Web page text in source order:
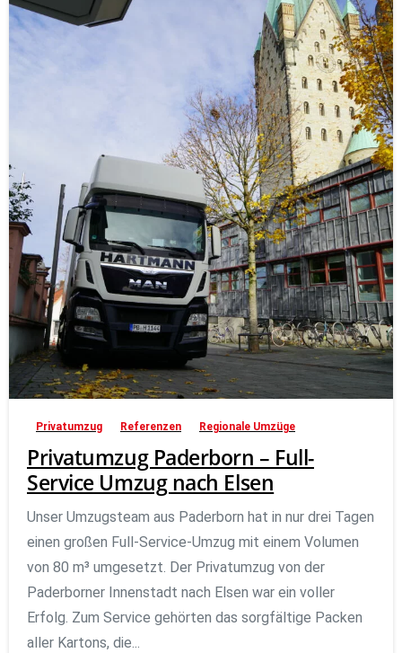
Privatumzug Referenzen Regionale Umzüge
Privatumzug Paderborn – Full-
Service Umzug nach Elsen
Unser Umzugsteam aus Paderborn hat in nur drei Tagen
einen großen Full-Service-Umzug mit einem Volumen
von 80 m³ umgesetzt. Der Privatumzug von der
Paderborner Innenstadt nach Elsen war ein voller
Erfolg. Zum Service gehörten das sorgfältige Packen
aller Kartons, die...